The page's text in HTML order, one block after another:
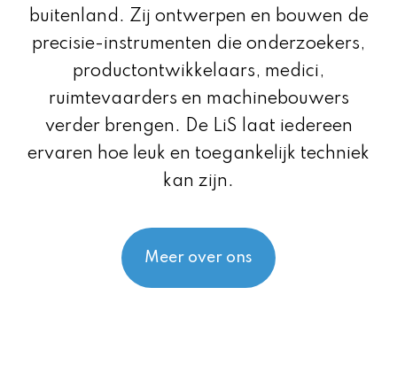
buitenland. Zij ontwerpen en bouwen de
precisie-instrumenten die onderzoekers,
productontwikkelaars, medici,
ruimtevaarders en machinebouwers
verder brengen. De LiS laat iedereen
ervaren hoe leuk en toegankelijk techniek
kan zijn.
Meer over ons